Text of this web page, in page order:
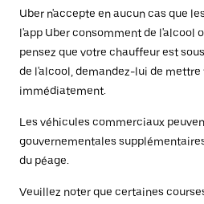
Uber n'accepte en aucun cas que
l'app Uber consomment de l'alcool
pensez que votre chauffeur est
de l'alcool, demandez-lui de mettre
immédiatement.
Les véhicules commerciaux
gouvernementales
du péage.
Veuillez noter que certaines